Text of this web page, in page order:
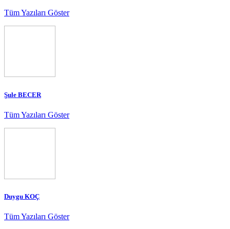
Tüm Yazıları Göster
Şule BECER
Tüm Yazıları Göster
Duygu KOÇ
Tüm Yazıları Göster